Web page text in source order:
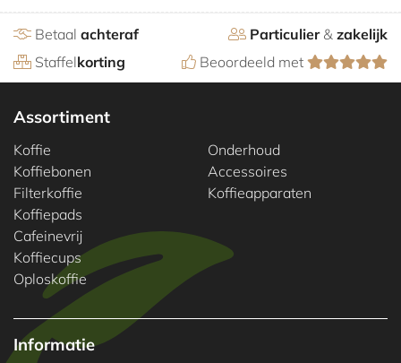
Betaal achteraf Particulier& zakelijk
Staffelkorting Beoordeeld met
Assortiment
Koffie
Koffiebonen
Filterkoffie
Koffiepads
Cafeinevrij
Koffiecups
Oploskoffie
Onderhoud
Accessoires
Koffieapparaten
Informatie